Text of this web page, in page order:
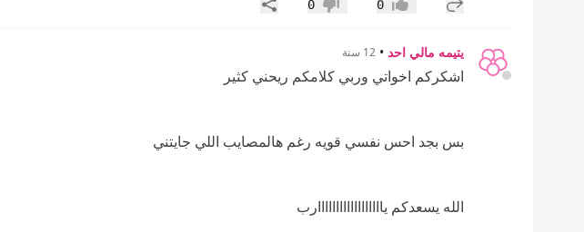
إعجاب0 عدم إعجاب
0
يتيمه مالي احد • 12 سنة
اشكركم اخواتي وربي كلامكم ريحني كثير
بس بجد احس نفسي قويه رغم هالمصايب اللي جايتني
الله يسعدكم ياااااااااااااااااارب